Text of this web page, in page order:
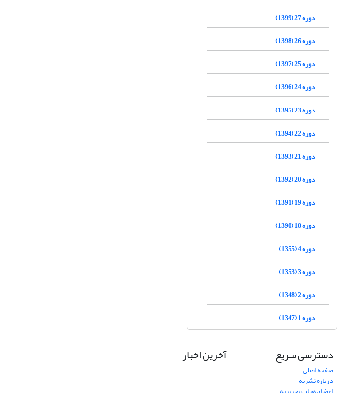
دوره 27 (1399)
دوره 26 (1398)
دوره 25 (1397)
دوره 24 (1396)
دوره 23 (1395)
دوره 22 (1394)
دوره 21 (1393)
دوره 20 (1392)
دوره 19 (1391)
دوره 18 (1390)
دوره 4 (1355)
دوره 3 (1353)
دوره 2 (1348)
دوره 1 (1347)
دسترسی سریع
صفحه اصلی
درباره نشریه
آخرین اخبار